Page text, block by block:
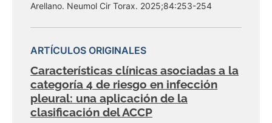
Arellano. Neumol Cir Torax. 2025;84:253-254
ARTÍCULOS ORIGINALES
Características clínicas asociadas a la
categoría 4 de riesgo en infección
pleural: una aplicación de la
clasificación del ACCP